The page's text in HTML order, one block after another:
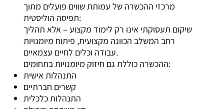
מרכזי ההכשרה של עמותת שווים פועלים מתוך
תפיסה הוליסטית:
שיקום תעסוקתי אינו רק לימוד מקצוע – אלא תהליך
רחב המשלב הכוונה מקצועית, פיתוח מיומנויות
עבודה וכלים לחיים עצמאיים.
ההכשרה כוללת גם חיזוק מיומנויות בתחומים:
התנהלות אישית
קשרים חברתיים
התנהלות כלכלית